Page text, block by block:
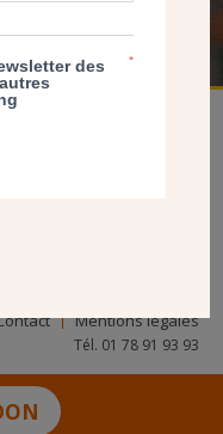
Mentions légales
Tél. 01 78 91 93 93
des
*